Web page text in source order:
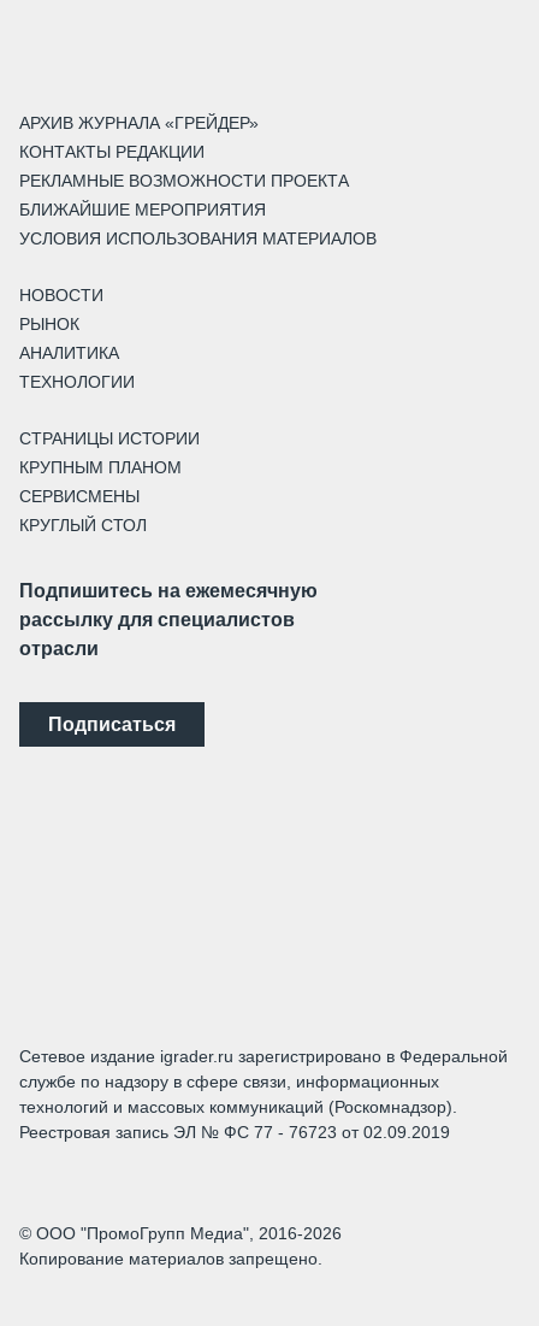
АРХИВ ЖУРНАЛА «ГРЕЙДЕР»
КОНТАКТЫ РЕДАКЦИИ
РЕКЛАМНЫЕ ВОЗМОЖНОСТИ ПРОЕКТА
БЛИЖАЙШИЕ МЕРОПРИЯТИЯ
УСЛОВИЯ ИСПОЛЬЗОВАНИЯ МАТЕРИАЛОВ
НОВОСТИ
РЫНОК
АНАЛИТИКА
ТЕХНОЛОГИИ
СТРАНИЦЫ ИСТОРИИ
КРУПНЫМ ПЛАНОМ
СЕРВИСМЕНЫ
КРУГЛЫЙ СТОЛ
Подпишитесь на ежемесячную
рассылку для специалистов
отрасли
Подписаться
Сетевое издание igrader.ru зарегистрировано в Федеральной
службе по надзору в сфере связи, информационных
технологий и массовых коммуникаций (Роскомнадзор).
Реестровая запись ЭЛ № ФС 77 - 76723 от 02.09.2019
© ООО "ПромоГрупп Медиа", 2016-2026
Копирование материалов запрещено.